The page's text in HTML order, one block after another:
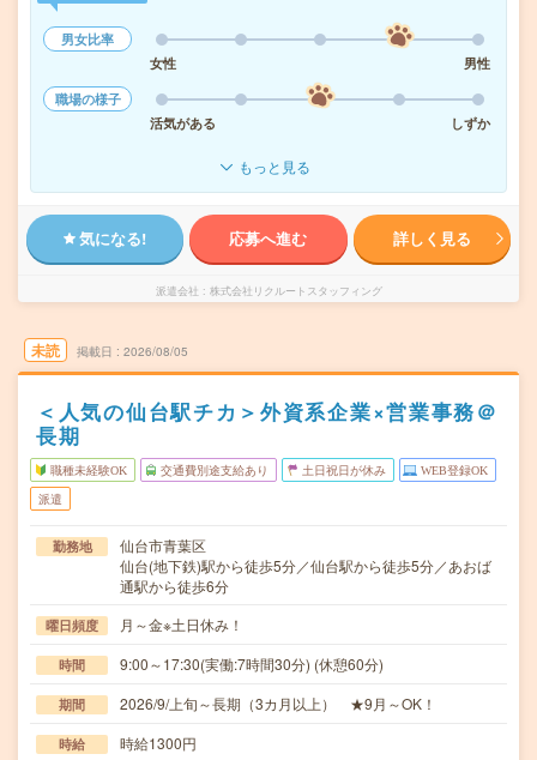
男女比率
女性
男性
職場の様子
活気がある
しずか
もっと見る
気になる! 応募へ進む 詳しく見る
派遣会社 株式会社リクルートスタッフィング
未読 掲載日 2026/08/05
＜人気の仙台駅チカ＞外資系企業×営業事務＠
長期
職種未経験OK 交通費別途支給あり 土日祝日が休み WEB登録OK
派遣
勤務地
仙台市青葉区
仙台(地下鉄)駅から徒歩5分／仙台駅から徒歩5分／あおば
通駅から徒歩6分
曜日頻度 月～金※土日休み！
時間 9:00～17:30(実働:7時間30分) (休憩60分)
期間 2026/9/上旬～長期（3カ月以上） ★9月～OK！
時給 時給1300円